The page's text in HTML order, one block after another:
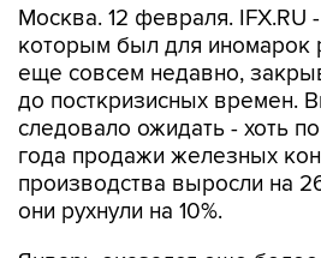
Москва. 12 февраля. IFX.RU
которым был для иномарок
еще совсем недавно,
до посткризисных времен.
следовало ожидать - хоть
года продажи железных
производства выросли на
они рухнули на 10%.